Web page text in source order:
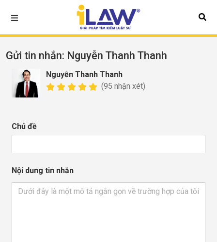
Gửi tin nhắn: Nguyễn Thanh Thanh
Nguyễn Thanh Thanh
(95 nhận xét)
Chủ đề
Nội dung tin nhắn